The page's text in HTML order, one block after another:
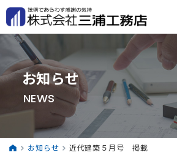
お知らせ
NEWS
お知らせ 近代建築５月号 掲載